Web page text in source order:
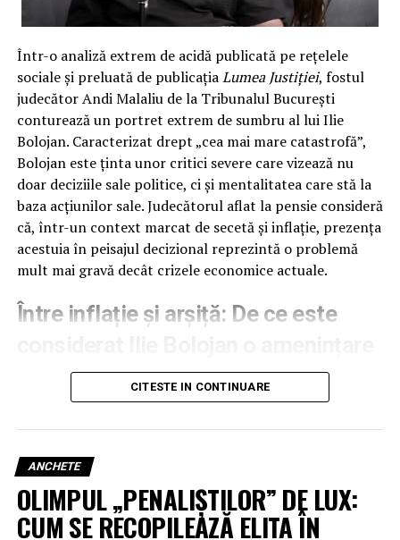
Într-o analiză extrem de acidă publicată pe rețelele
sociale și preluată de publicațiaLumea Justiției, fostul
judecător Andi Malaliu de la Tribunalul București
conturează un portret extrem de sumbru al lui Ilie
Bolojan. Caracterizat drept „cea mai mare catastrofă”,
Bolojan este ținta unor critici severe care vizează nu
doar deciziile sale politice, ci și mentalitatea care stă la
baza acțiunilor sale. Judecătorul aflat la pensie consideră
că, într-un context marcat de secetă și inflație, prezența
acestuia în peisajul decizional reprezintă o problemă
mult mai gravă decât crizele economice actuale.
Între inflație și arșiță: De ce este
mai mare decât criza economică
curente, marcat de scumpirea motorinei și stagnare
generală, însă plasează figura lui Ilie Bolojan în vârful
ierarhiei „nenorocirilor” naționale. Fostul magistrat
susține că politicile promovate de acesta sunt lipsite de
empatie și deconectate de nevoile reale ale cetățenilor.
CITESTE IN CONTINUARE
ANCHETE
OLIMPUL „PENALIȘTILOR” DE LUX:
CUM SE RECOPILEAZĂ ELITA ÎN